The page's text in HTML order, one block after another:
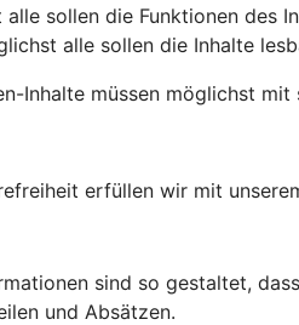
sollen die Funktionen des
alle sollen die Inhalte
Inhalte müssen möglichst
erfüllen wir mit
sind so gestaltet,
und Absätzen.